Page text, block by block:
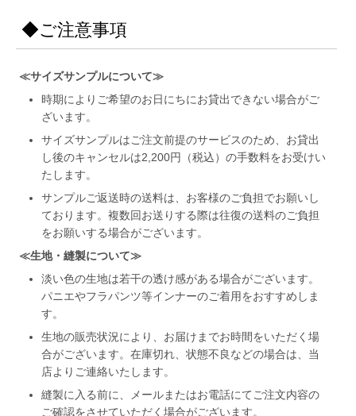
◆ご注意事項
≪サイズサンプルについて≫
時期によりご希望のお日にちにお貸出できない場合がご
ざいます。
サイズサンプルはご注文前提のサービスのため、お貸出
し後のキャンセルは2,200円（税込）の手数料をお受けい
たします。
サンプルご返送時の送料は、お客様のご負担でお願いし
ております。複数回お送りする際は往復の送料のご負担
をお願いする場合がございます。
≪生地・縫製について≫
淡い色の生地は若干の透け感がある場合がございます。
パニエやフラパンツ等インナーのご着用をおすすめしま
す。
生地の販売状況により、お届けまでお時間をいただく場
合がございます。在庫切れ、状態不良などの場合は、当
店よりご連絡いたします。
縫製に入る前に、メールまたはお電話にてご注文内容の
ご確認をさせていただく場合がございます。